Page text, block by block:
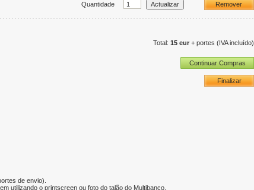
Quantidade Remover
Total: 15 eur + portes (IVA incluído)
Continuar Compras
Finalizar
de envio).
utilizando o printscreen ou foto do talão do Multibanco.